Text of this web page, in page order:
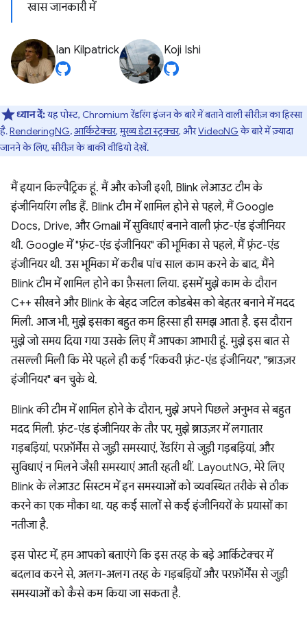
खास जानकारी में
Ian Kilpatrick Koji Ishi
ध्यान दें:यह पोस्ट, Chromium रेंडरिंग इंजन के बारे में बताने वाली सीरीज़ का हिस्सा
है.RenderingNG,आर्किटेक्चर,मुख्य डेटा स्ट्रक्चर, औरVideoNGके बारे में ज़्यादा
जानने के लिए, सीरीज़ के बाकी वीडियो देखें.
मैं इयान किल्पैट्रिक हूं. मैं और कोजी इशी, Blink लेआउट टीम के
इंजीनियरिंग लीड हैं. Blink टीम में शामिल होने से पहले, मैं Google
Docs, Drive, और Gmail में सुविधाएं बनाने वाली फ़्रंट-एंड इंजीनियर
थी. Google में "फ़्रंट-एंड इंजीनियर" की भूमिका से पहले, मैं फ़्रंट-एंड
इंजीनियर थी. उस भूमिका में करीब पांच साल काम करने के बाद, मैंने
Blink टीम में शामिल होने का फ़ैसला लिया. इसमें मुझे काम के दौरान
C++ सीखने और Blink के बेहद जटिल कोडबेस को बेहतर बनाने में मदद
मिली. आज भी, मुझे इसका बहुत कम हिस्सा ही समझ आता है. इस दौरान
मुझे जो समय दिया गया उसके लिए मैं आपका आभारी हूं. मुझे इस बात से
तसल्ली मिली कि मेरे पहले ही कई "रिकवरी फ़्रंट-एंड इंजीनियर", "ब्राउज़र
इंजीनियर" बन चुके थे.
Blink की टीम में शामिल होने के दौरान, मुझे अपने पिछले अनुभव से बहुत
मदद मिली. फ़्रंट-एंड इंजीनियर के तौर पर, मुझे ब्राउज़र में लगातार
गड़बड़ियां, परफ़ॉर्मेंस से जुड़ी समस्याएं, रेंडरिंग से जुड़ी गड़बड़ियां, और
सुविधाएं न मिलने जैसी समस्याएं आती रहती थीं. LayoutNG, मेरे लिए
Blink के लेआउट सिस्टम में इन समस्याओं को व्यवस्थित तरीके से ठीक
करने का एक मौका था. यह कई सालों से कई इंजीनियरों के प्रयासों का
नतीजा है.
इस पोस्ट में, हम आपको बताएंगे कि इस तरह के बड़े आर्किटेक्चर में
बदलाव करने से, अलग-अलग तरह के गड़बड़ियों और परफ़ॉर्मेंस से जुड़ी
समस्याओं को कैसे कम किया जा सकता है.